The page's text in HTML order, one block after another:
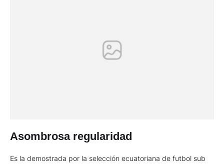
Asombrosa regularidad
Es la demostrada por la selección ecuatoriana de futbol sub